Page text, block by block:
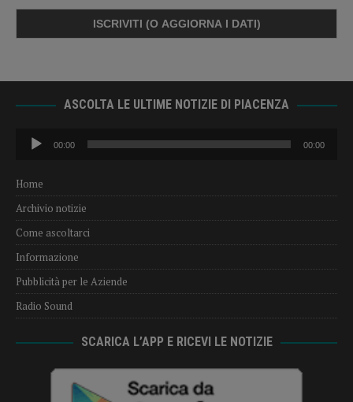
ASCOLTA LE ULTIME NOTIZIE DI PIACENZA
Audio
Player
00:00 00:00
Home
Archivio notizie
Come ascoltarci
Informazione
Pubblicità per le Aziende
Radio Sound
SCARICA L’APP E RICEVI LE NOTIZIE